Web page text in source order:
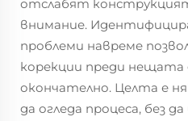
отслабят
внимание.
проблеми навреме
корекции преди нещата
окончателно. Целта е
да огледа процеса, без